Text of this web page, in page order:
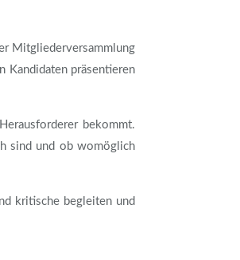
Mitgliederversammlung
Kandidaten präsentieren
bekommt.
sind und ob womöglich
kritische begleiten und